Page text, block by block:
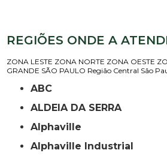
REGIÕES ONDE A
ZONA LESTE ZONA NORTE ZONA OESTE
GRANDE SÃO PAULO Região Central São
ABC
ALDEIA DA SERRA
Alphaville
Alphaville Industrial